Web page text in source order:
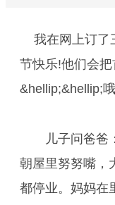
我在网上订了
节快乐!他们会
&hellip;&hellip;
儿子问爸爸
朝屋里努努嘴，
都停业。妈妈在